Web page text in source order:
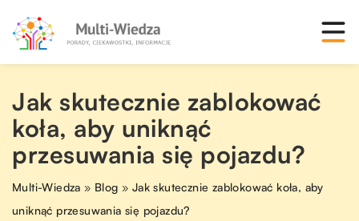
Jak skutecznie zablokować
koła, aby uniknąć
przesuwania się pojazdu?
Multi-Wiedza » Blog » Jak skutecznie zablokować koła, aby
uniknąć przesuwania się pojazdu?